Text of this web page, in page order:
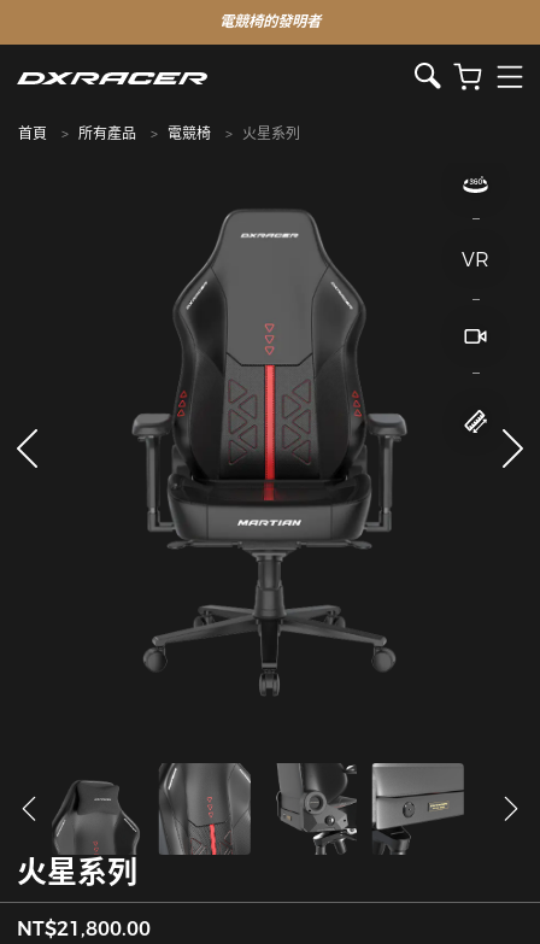
電競椅的發明者
首頁 所有產品 電競椅 火星系列
VR
火星系列
NT$21,800.00